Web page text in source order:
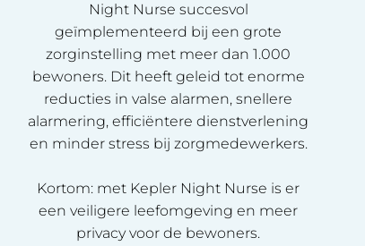
Night Nurse succesvol
geïmplementeerd bij een grote
zorginstelling met meer dan 1.000
bewoners. Dit heeft geleid tot enorme
reducties in valse alarmen, snellere
alarmering, efficiëntere dienstverlening
en minder stress bij zorgmedewerkers.
Kortom: met Kepler Night Nurse is er
een veiligere leefomgeving en meer
privacy voor de bewoners.